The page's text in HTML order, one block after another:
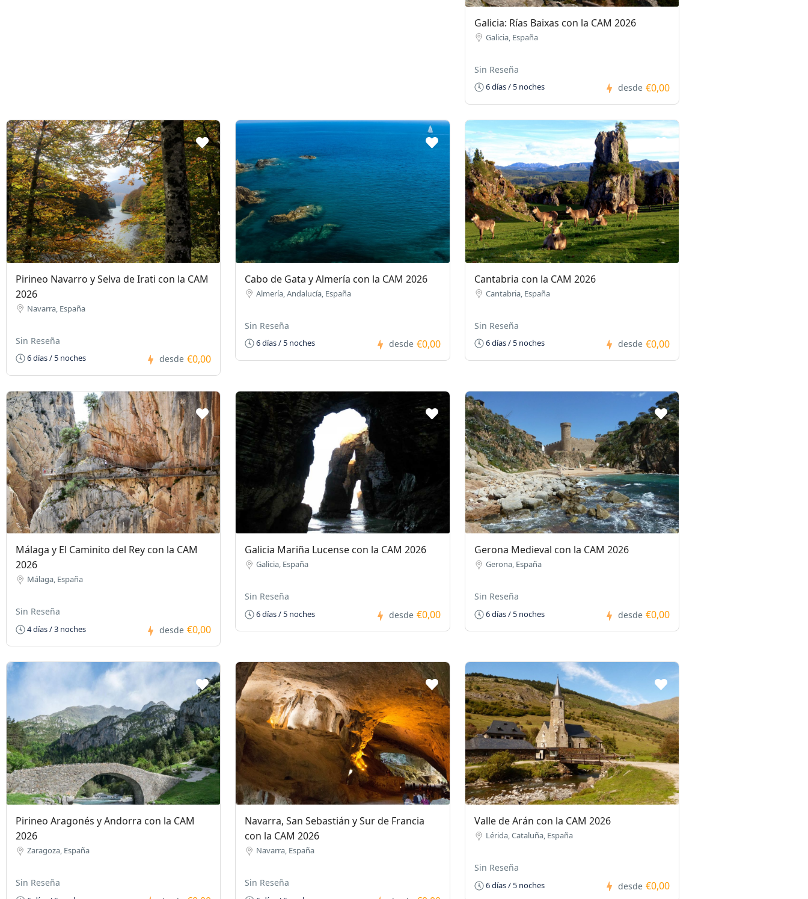
Galicia: Rías Baixas con la CAM 2026
Galicia, España
Sin Reseña
6 días / 5 noches desde €0,00
Pirineo Navarro y Selva de Irati con la CAM
2026
Navarra, España
Sin Reseña
6 días / 5 noches desde €0,00
Cabo de Gata y Almería con la CAM 2026
Almería, Andalucía, España
Sin Reseña
6 días / 5 noches desde €0,00
Cantabria con la CAM 2026
Cantabria, España
Sin Reseña
6 días / 5 noches desde €0,00
Málaga y El Caminito del Rey con la CAM
2026
Málaga, España
Sin Reseña
4 días / 3 noches desde €0,00
Galicia Mariña Lucense con la CAM 2026
Galicia, España
Sin Reseña
6 días / 5 noches desde €0,00
Gerona Medieval con la CAM 2026
Gerona, España
Sin Reseña
6 días / 5 noches desde €0,00
Pirineo Aragonés y Andorra con la CAM
2026
Zaragoza, España
Sin Reseña
Navarra, San Sebastián y Sur de Francia
con la CAM 2026
Navarra, España
Sin Reseña
Valle de Arán con la CAM 2026
Lérida, Cataluña, España
Sin Reseña
6 días / 5 noches desde €0,00